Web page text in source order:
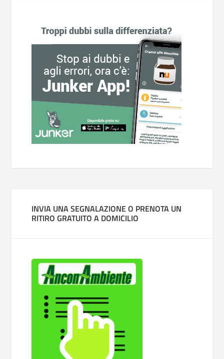
INVIA UNA SEGNALAZIONE O PRENOTA UN
RITIRO GRATUITO A DOMICILIO